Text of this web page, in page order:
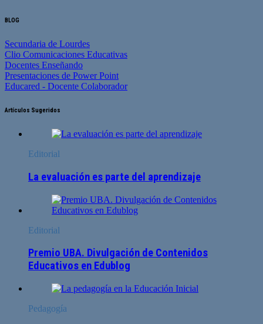
BLOG
Secundaria de Lourdes
Clio Comunicaciones Educativas
Docentes Enseñando
Presentaciones de Power Point
Educared - Docente Colaborador
Artículos Sugeridos
Editorial
La evaluación es parte del aprendizaje
Editorial
Premio UBA. Divulgación de Contenidos
Educativos en Edublog
Pedagogía